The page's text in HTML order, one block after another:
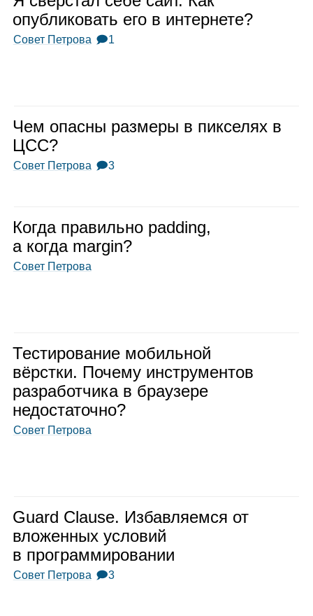
опуб­ли­ко­вать его в интер­нете?
Совет Петрова 🗩1
Чем опасны раз­меры в пик­се­лях в
ЦСС?
Совет Петрова 🗩3
Когда пра­вильно padding,
а когда margin?
Совет Петрова
Тести­ро­ва­ние мобиль­ной
вёрстки. Почему инстру­мен­тов
раз­ра­бот­чика в бра­у­зере
недо­ста­точно?
Совет Петрова
Guard Clause. Избав­ля­емся от
вло­жен­ных усло­вий
в про­грам­ми­ро­ва­нии
Совет Петрова 🗩3